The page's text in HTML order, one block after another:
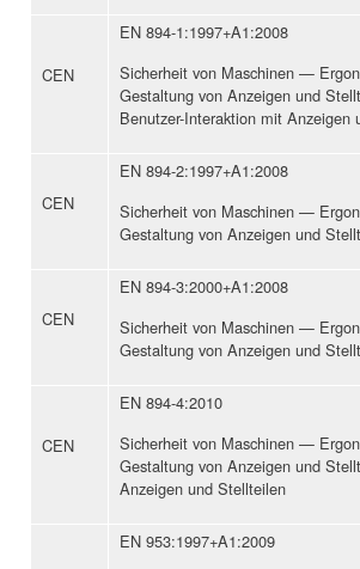
CEN
EN 894-1:1997+A1:2008
Sicherheit von Maschinen —
Gestaltung von Anzeigen und
Benutzer-Interaktion mit Anzeigen
CEN
EN 894-2:1997+A1:2008
Sicherheit von Maschinen —
Gestaltung von Anzeigen und
CEN
EN 894-3:2000+A1:2008
Sicherheit von Maschinen —
Gestaltung von Anzeigen und
CEN
EN 894-4:2010
Sicherheit von Maschinen —
Gestaltung von Anzeigen und
Anzeigen und Stellteilen
EN 953:1997+A1:2009